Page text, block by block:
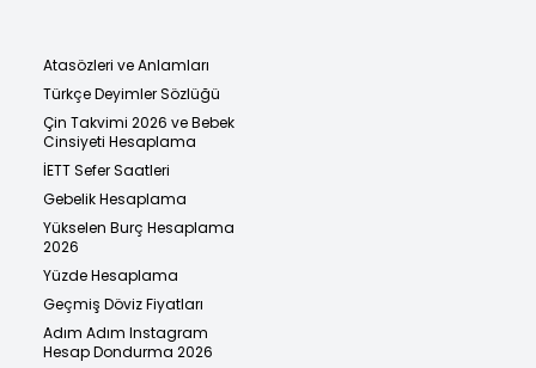
Atasözleri ve Anlamları
Türkçe Deyimler Sözlüğü
Çin Takvimi 2026 ve Bebek
Cinsiyeti Hesaplama
İETT Sefer Saatleri
Gebelik Hesaplama
Yükselen Burç Hesaplama
2026
Yüzde Hesaplama
Geçmiş Döviz Fiyatları
Adım Adım Instagram
Hesap Dondurma 2026